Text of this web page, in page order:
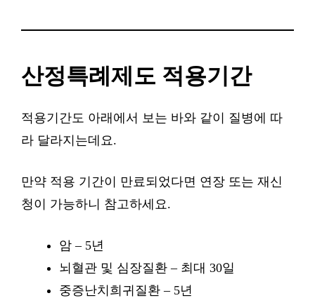
산정특례제도 적용기간
적용기간도 아래에서 보는 바와 같이 질병에 따
라 달라지는데요.
만약 적용 기간이 만료되었다면 연장 또는 재신
청이 가능하니 참고하세요.
암 – 5년
뇌혈관 및 심장질환 – 최대 30일
중증난치희귀질환 – 5년